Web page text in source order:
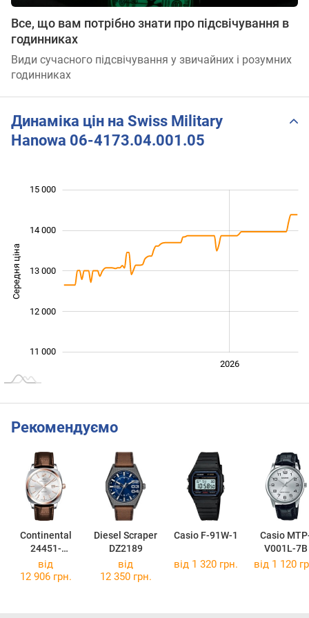
Все, що вам потрібно знати про підсвічування в
годинниках
Види сучасного підсвічування у звичайних і розумних
годинниках
Динаміка цін на Swiss Military
Hanowa 06-4173.04.001.05
Середня ціна 11 500
11 000
12 000
13 000
14 000
15 000
2026
Рекомендуємо
Continental
24451-
GD856120
Diesel Scraper
DZ2189
Casio F-91W-1
Casio
V001L-7B
від
12 906 грн.
від
12 350 грн.
від 1 320 грн. від 1 120